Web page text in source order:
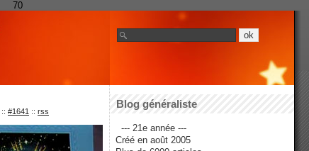
70
:: #1641 :: rss
Blog généraliste
--- 21e année ---
Créé en août 2005